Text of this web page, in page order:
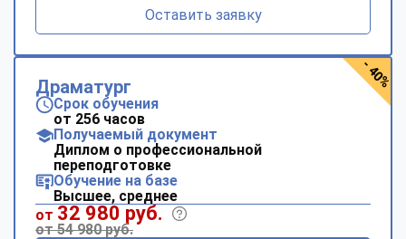
Оставить заявку
Драматург
Срок обучения
от 256 часов
Получаемый документ
Диплом о профессиональной
переподготовке
Обучение на базе
Высшее, среднее
от 32 980 руб.
от 54 980 руб.
- 40%